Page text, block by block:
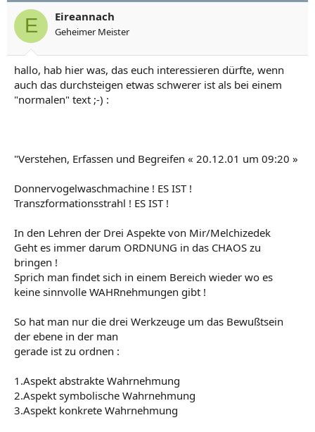
E Eireannach
Geheimer Meister
hallo, hab hier was, das euch interessieren dürfte, wenn
auch das durchsteigen etwas schwerer ist als bei einem
"normalen" text ;-) :
"Verstehen, Erfassen und Begreifen « 20.12.01 um 09:20 »
Donnervogelwaschmachine ! ES IST !
Transzformationsstrahl ! ES IST !
In den Lehren der Drei Aspekte von Mir/Melchizedek
Geht es immer darum ORDNUNG in das CHAOS zu
bringen !
Sprich man findet sich in einem Bereich wieder wo es
keine sinnvolle WAHRnehmungen gibt !
So hat man nur die drei Werkzeuge um das Bewußtsein
der ebene in der man
gerade ist zu ordnen :
1.Aspekt abstrakte Wahrnehmung
2.Aspekt symbolische Wahrnehmung
3.Aspekt konkrete Wahrnehmung